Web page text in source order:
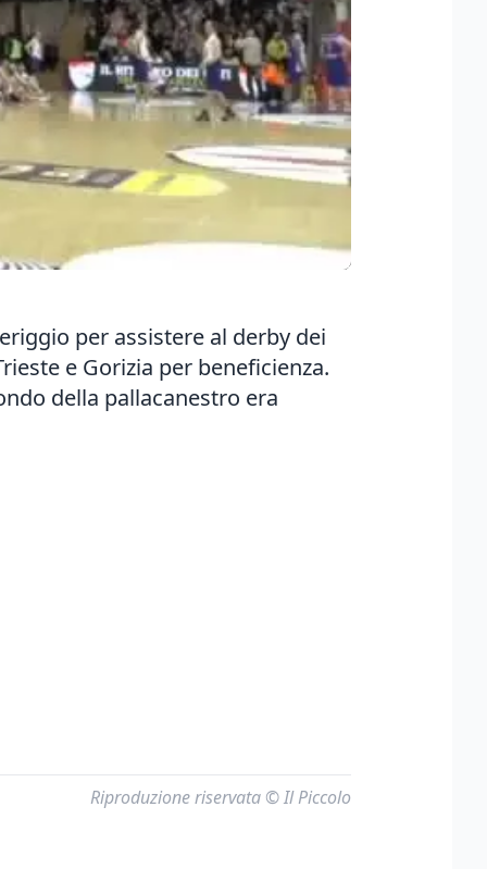
per assistere al derby dei
e Gorizia per beneficienza.
della pallacanestro era
Riproduzione riservata © Il Piccolo